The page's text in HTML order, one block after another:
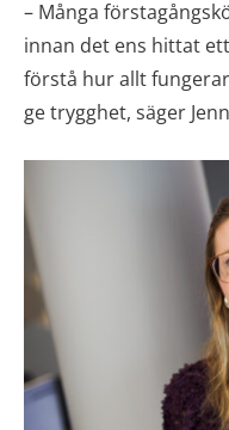
– Många
innan det ens hittat
förstå hur allt
ge trygghet, säger